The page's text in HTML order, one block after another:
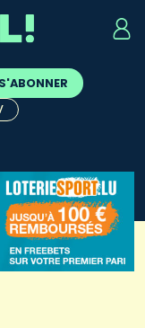
sont
S'ABONNER